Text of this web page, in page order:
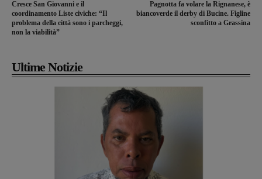
Cresce San Giovanni e il
coordinamento Liste civiche: “Il
problema della città sono i parcheggi,
non la viabilità”
Pagnotta fa volare la Rignanese, è
biancoverde il derby di Bucine. Figline
sconfitto a Grassina
Ultime Notizie